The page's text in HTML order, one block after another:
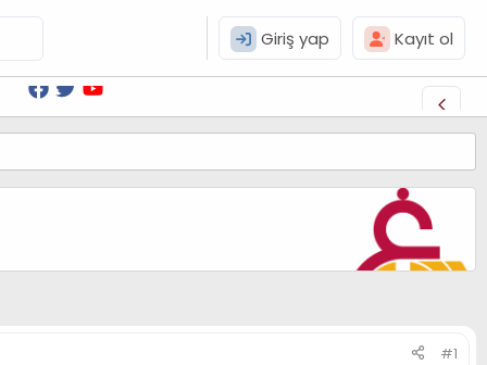
Giriş yap Kayıt ol
#1